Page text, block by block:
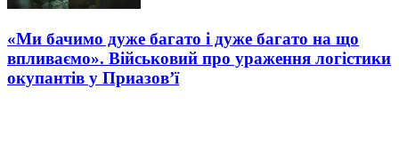
«Ми бачимо дуже багато і дуже багато на що
впливаємо». Військовий про ураження логістики
окупантів у Приазов’ї